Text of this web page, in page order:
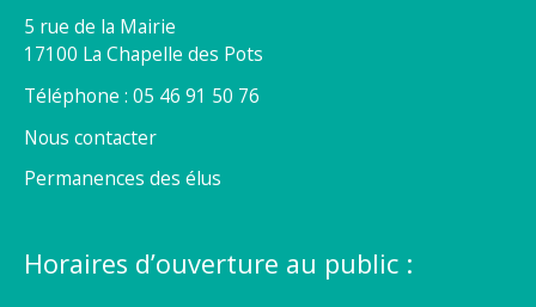
5 rue de la Mairie
17100 La Chapelle des Pots
Téléphone : 05 46 91 50 76
Nous contacter
Permanences des élus
Horaires d’ouverture au public :